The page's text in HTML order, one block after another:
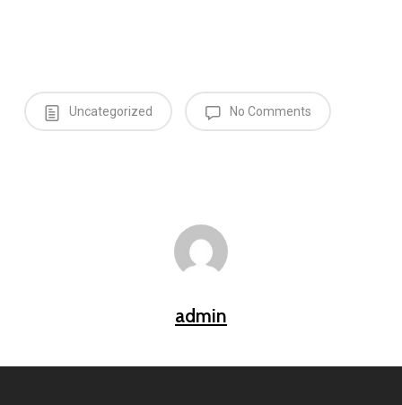
Uncategorized No Comments
admin